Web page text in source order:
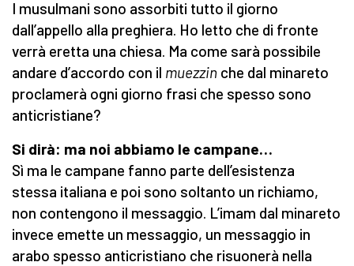
I musulmani sono assorbiti tutto il giorno
dall’appello alla preghiera. Ho letto che di fronte
verrà eretta una chiesa. Ma come sarà possibile
andare d’accordo con il muezzin che dal minareto
proclamerà ogni giorno frasi che spesso sono
anticristiane?
Si dirà: ma noi abbiamo le campane…
Sì ma le campane fanno parte dell’esistenza
stessa italiana e poi sono soltanto un richiamo,
non contengono il messaggio. L’imam dal minareto
invece emette un messaggio, un messaggio in
arabo spesso anticristiano che risuonerà nella